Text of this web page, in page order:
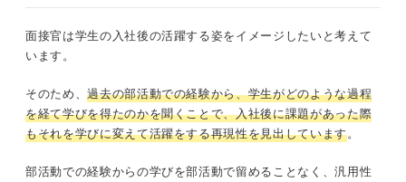
面接官は学生の入社後の活躍する姿をイメージしたいと考えて
います。
そのため、過去の部活動での経験から、学生がどのような過程
を経て学びを得たのかを聞くことで、入社後に課題があった際
もそれを学びに変えて活躍をする再現性を見出しています。
部活動での経験からの学びを部活動で留めることなく、汎用性